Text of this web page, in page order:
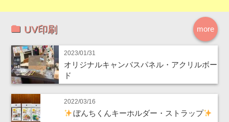
more
UV印刷
2023/01/31
オリジナルキャンバスパネル・アクリルボー
ド
2022/03/16
ぼんちくんキーホルダー・ストラップ